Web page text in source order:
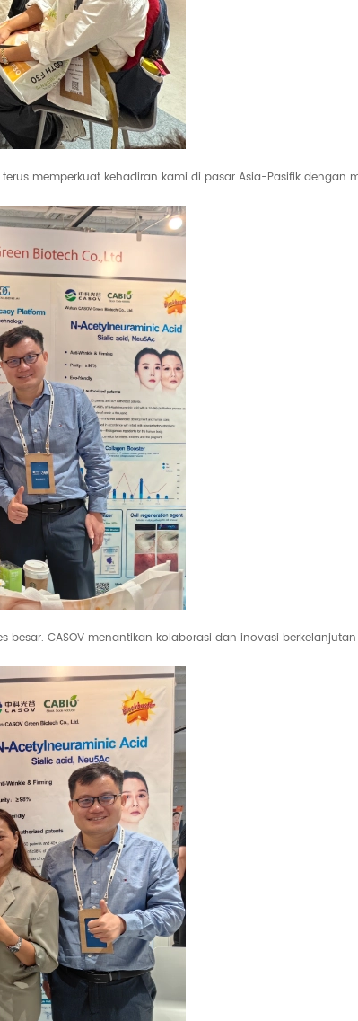
memperkuat kehadiran kami di pasar Asia-Pasifik dengan
CASOV menantikan kolaborasi dan inovasi